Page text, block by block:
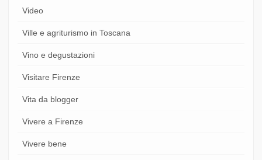
Video
Ville e agriturismo in Toscana
Vino e degustazioni
Visitare Firenze
Vita da blogger
Vivere a Firenze
Vivere bene